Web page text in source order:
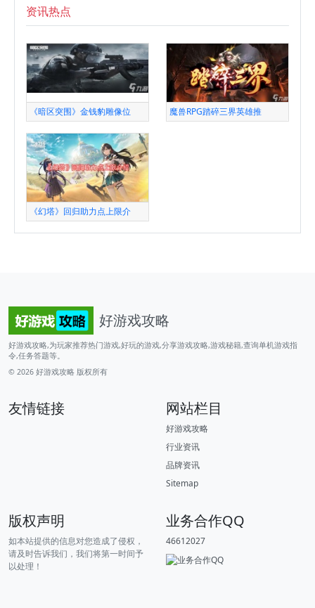
资讯热点
《暗区突围》金钱豹雕像位 魔兽RPG踏碎三界英雄推
《幻塔》回归助力点上限介
好游戏攻略
好游戏攻略,为玩家推荐热门游戏,好玩的游戏,分享游戏攻略,游戏秘籍,查询单机游戏指
令,任务答题等。
© 2026 好游戏攻略 版权所有
友情链接 网站栏目
好游戏攻略
行业资讯
品牌资讯
Sitemap
版权声明
如本站提供的信息对您造成了侵权，
请及时告诉我们，我们将第一时间予
以处理！
业务合作QQ
46612027